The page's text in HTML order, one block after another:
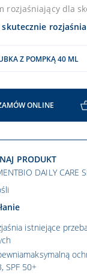
rozjaśniający dla
skutecznie
Z POMPKĄ 40 ML
ONLINE
PRODUKT
DAILY CARE
istniejące
SPF 50+